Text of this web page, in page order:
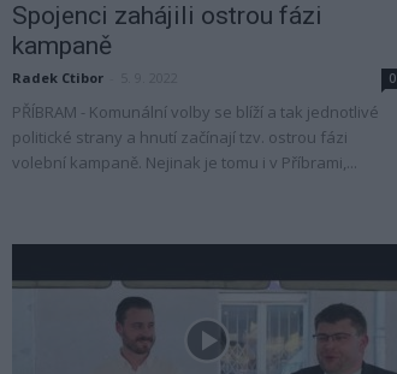
Spojenci zahájili ostrou fázi
kampaně
Radek Ctibor 0
PŘÍBRAM - Komunální volby se blíží a tak jednotlivé
politické strany a hnutí začínají tzv. ostrou fázi
volební kampaně. Nejinak je tomu i v Příbrami,...